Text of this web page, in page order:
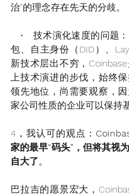
治”的理念存在先天的分歧。
•   技术演化速度的问题
包、自主身份（DID）、
新技术层出不穷，
上技术演进的步伐，始终
领先地位，尚需要观察，
家公司性质的企业可以保持
4，我认可的观点：
家的最早“码头”，但将其视
自大了。
巴拉吉的愿景宏大，